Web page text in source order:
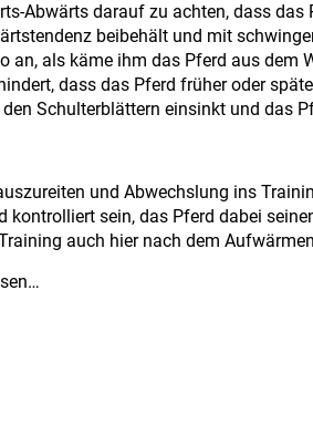
Abwärts darauf zu achten, dass
beibehält und mit
an, als käme ihm das Pferd aus dem
dass das Pferd früher oder
Schulterblättern einsinkt und das
und Abwechslung ins
kontrolliert sein, das Pferd dabei
auch hier nach dem